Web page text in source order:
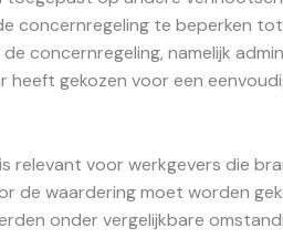
concernregeling te beperken
concernregeling, namelijk
heeft gekozen voor een
relevant voor werkgevers die
de waardering moet worden
onder vergelijkbare